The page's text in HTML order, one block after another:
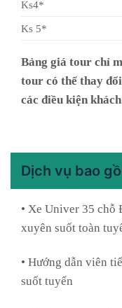
Ks4*
Ks 5*
Bảng giá tour chỉ
tour có thể thay
các điều kiện
Dịch vụ bao
• Xe Univer 35
xuyên suốt toàn
• Hướng dẫn viên
suốt tuyến